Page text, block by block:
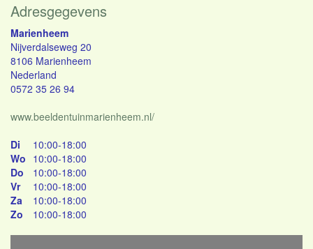
Adresgegevens
Marienheem
Nijverdalseweg 20
8106 Marienheem
Nederland
0572 35 26 94
www.beeldentuinmarienheem.nl/
Di
10:00-18:00
Wo 10:00-18:00
Do
10:00-18:00
Vr
10:00-18:00
Za
10:00-18:00
Zo
10:00-18:00